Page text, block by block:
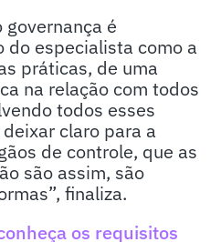
governança é
do especialista como a
práticas, de uma
na relação com todos
todos esses
claro para a
de controle, que as
são assim, são
finaliza.
os requisitos